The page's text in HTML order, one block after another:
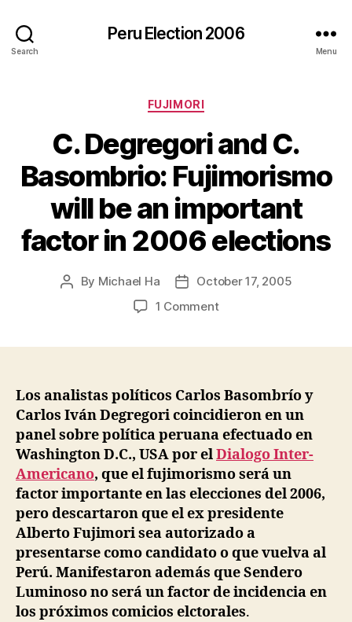
Search
Peru Election 2006
Menu
Categories
FUJIMORI
C. Degregori and C.
Basombrio: Fujimorismo
will be an important
factor in 2006 elections
Post
By Michael Ha
PostOctober 17, 2005
1 Commenton
Basombrio:
Fujimorismo
will
be
an
important
factor
in
2006
elections
Los analistas políticos Carlos Basombrío y
Carlos Iván Degregori coincidieron en un
panel sobre política peruana efectuado en
Washington D.C., USA por elDialogo Inter-
Americano, que el fujimorismo será un
factor importante en las elecciones del 2006,
pero descartaron que el ex presidente
Alberto Fujimori sea autorizado a
presentarse como candidato o que vuelva al
Perú. Manifestaron además que Sendero
Luminoso no será un factor de incidencia en
los próximos comicios elctorales.